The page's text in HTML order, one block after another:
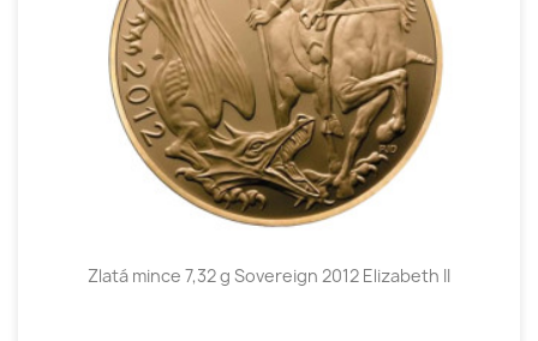
Zlatá mince 7,32 g Sovereign 2012 Elizabeth II